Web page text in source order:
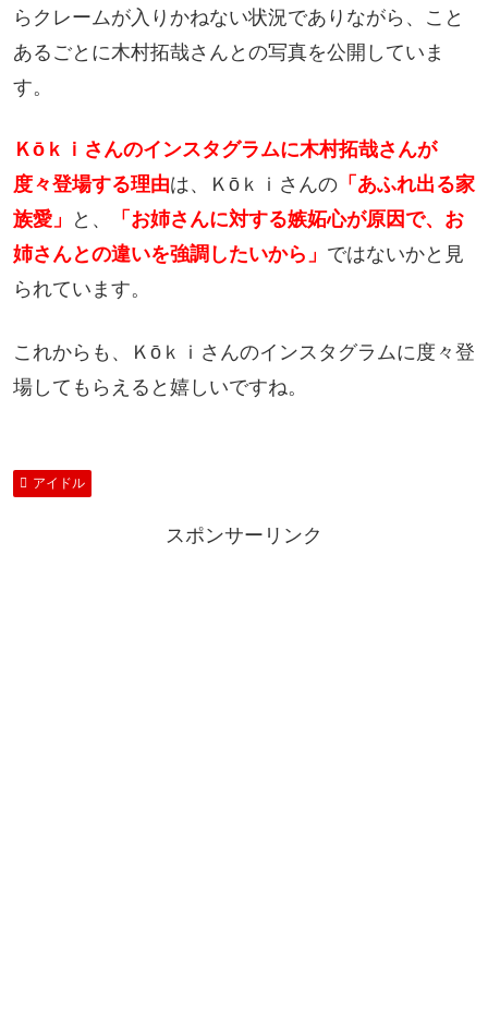
らクレームが入りかねない状況でありながら、こと
あるごとに木村拓哉さんとの写真を公開していま
す。
Ｋōｋｉさんのインスタグラムに木村拓哉さんが
度々登場する理由は、Ｋōｋｉさんの 「あふれ出る家
族愛」
と、
「お姉さんに対する嫉妬心が原因で、お
姉さんとの違いを強調したいから」 ではないかと見
られています。
これからも、Ｋōｋｉさんのインスタグラムに度々登
場してもらえると嬉しいですね。
アイドル
スポンサーリンク